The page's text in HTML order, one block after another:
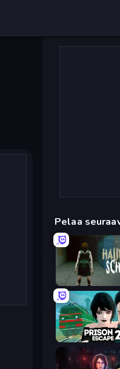
Pelaa
Haunted School
Prison Escape 2